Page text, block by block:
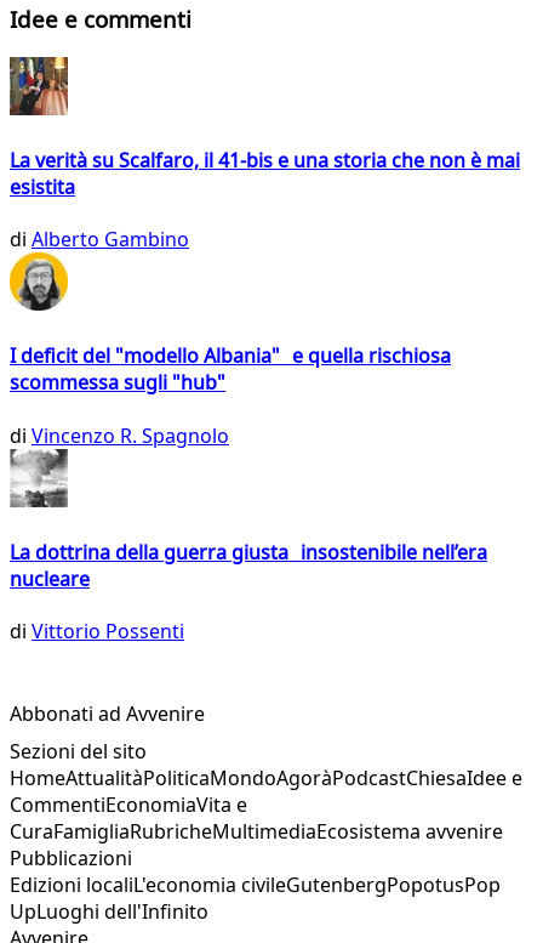
Idee e commenti
La verità su Scalfaro, il 41-bis e una storia che non è mai
esistita
di Alberto Gambino
I deficit del "modello Albania" e quella rischiosa
scommessa sugli "hub"
di Vincenzo R. Spagnolo
La dottrina della guerra giusta insostenibile nell’era
nucleare
di Vittorio Possenti
Abbonati ad Avvenire
Sezioni del sito
HomeAttualitàPoliticaMondoAgoràPodcastChiesaIdee e
CommentiEconomiaVita e
CuraFamigliaRubricheMultimediaEcosistema avvenire
Pubblicazioni
Edizioni localiL'economia civileGutenbergPopotusPop
UpLuoghi dell'Infinito